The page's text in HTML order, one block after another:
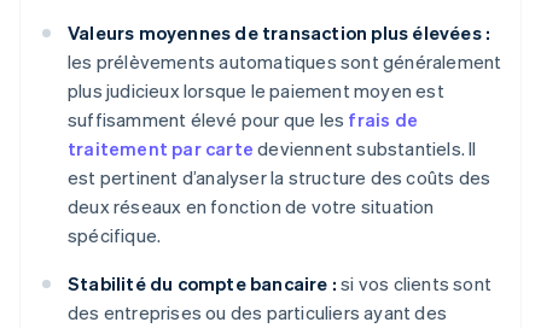
Valeurs moyennes de transaction plus élevées :
les prélèvements automatiques sont généralement
plus judicieux lorsque le paiement moyen est
suffisamment élevé pour que les frais de
traitement par carte deviennent substantiels. Il
est pertinent d’analyser la structure des coûts des
deux réseaux en fonction de votre situation
spécifique.
Stabilité du compte bancaire : si vos clients sont
des entreprises ou des particuliers ayant des